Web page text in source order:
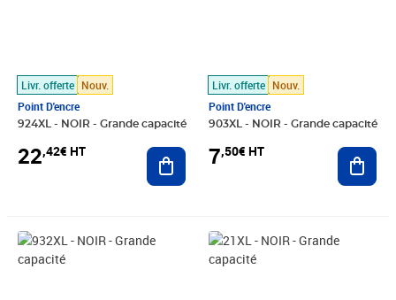
Livr. offerte Nouv.
Point D'encre
924XL - NOIR - Grande capacité
22,42€ HT Ajouter au panier
Livr. offerte Nouv.
Point D'encre
903XL - NOIR - Grande capacité
7,50€ HT
Prix 4,58€ HT Prix 16,25€ HT